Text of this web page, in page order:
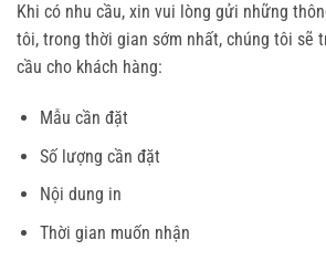
Khi có nhu cầu, xin vui lòng gửi những
tôi, trong thời gian sớm nhất, chúng tôi sẽ
cầu cho khách hàng:
Mẫu cần đặt
Số lượng cần đặt
Nội dung in
Thời gian muốn nhận